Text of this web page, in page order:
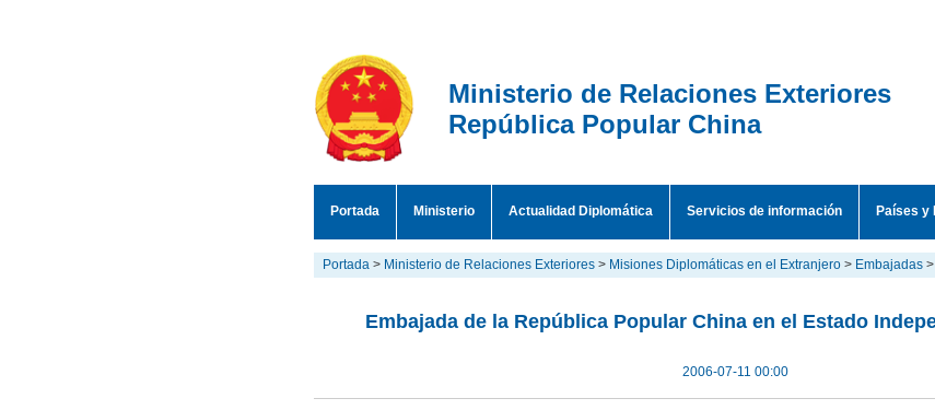
Ministerio de Relaciones Exteriores
República Popular China
Portada Ministerio Actualidad Diplomática Servicios de información Países y
Portada > Ministerio de Relaciones Exteriores > Misiones Diplomáticas en el Extranjero > Embajadas >
Embajada de la República Popular China en el Estado
2006-07-11 00:00